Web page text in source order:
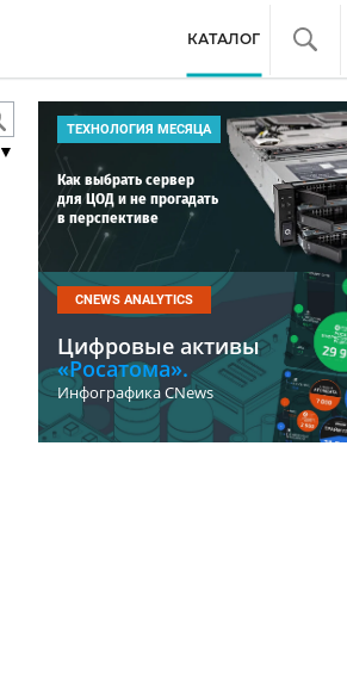
КАТАЛОГ
▼
ТЕХНОЛОГИЯ МЕСЯЦА
Как выбрать сервер
для ЦОД и не прогадать
в перспективе
CNEWS ANALYTICS
Цифровые активы
«Росатома».
Инфографика CNews